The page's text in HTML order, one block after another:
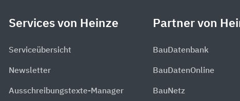
Services von Heinze
Serviceübersicht
Newsletter
Ausschreibungstexte-Manager
Partner von
BauDatenbank
BauDatenOnline
BauNetz